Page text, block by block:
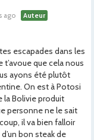
ago Auteur
escapades dans les
t’avoue que cela nous
ayons été plutôt
On est à Potosi
la Bolivie produit
personne ne le sait
il va bien falloir
bon steak de